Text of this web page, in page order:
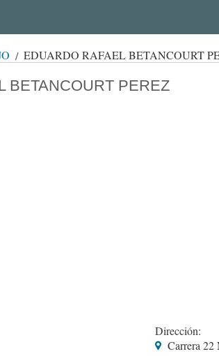
EDUARDO RAFAEL BETANCOURT
BETANCOURT PEREZ
Dirección:
Carrera 22